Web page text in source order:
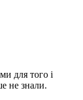
для того і
не знали.